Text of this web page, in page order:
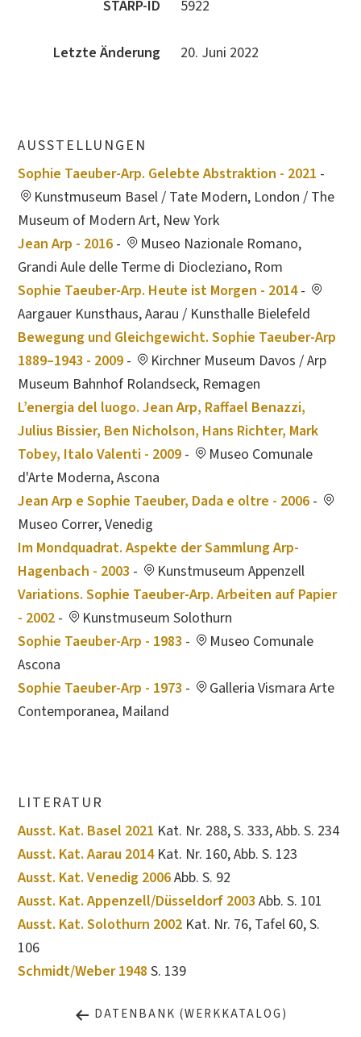
STARP-ID
5922
Letzte Änderung 20. Juni 2022
AUSSTELLUNGEN
Sophie Taeuber-Arp. Gelebte Abstraktion - 2021 -
Kunstmuseum Basel / Tate Modern, London / The
Museum of Modern Art, New York
Jean Arp - 2016 -
Museo Nazionale Romano,
Grandi Aule delle Terme di Diocleziano, Rom
Sophie Taeuber-Arp. Heute ist Morgen - 2014-
Aargauer Kunsthaus, Aarau / Kunsthalle Bielefeld
Bewegung und Gleichgewicht. Sophie Taeuber-Arp
1889–1943 - 2009 -
Kirchner Museum Davos / Arp
Museum Bahnhof Rolandseck, Remagen
L’energia del luogo. Jean Arp, Raffael Benazzi,
Julius Bissier, Ben Nicholson, Hans Richter, Mark
Tobey, Italo Valenti - 2009 -
Museo Comunale
d'Arte Moderna, Ascona
Jean Arp e Sophie Taeuber, Dada e oltre - 2006 -
Museo Correr, Venedig
Im Mondquadrat. Aspekte der Sammlung Arp-
Hagenbach - 2003 -
Kunstmuseum Appenzell
Variations. Sophie Taeuber-Arp. Arbeiten auf Papier
- 2002 -
Kunstmuseum Solothurn
Sophie Taeuber-Arp - 1983 -
Museo Comunale
Ascona
Sophie Taeuber-Arp - 1973 -
Galleria Vismara Arte
Contemporanea, Mailand
LITERATUR
Ausst. Kat. Basel 2021 Kat. Nr. 288, S. 333, Abb. S. 234
Ausst. Kat. Aarau 2014Kat. Nr. 160, Abb. S. 123
Ausst. Kat. Venedig 2006Abb. S. 92
Ausst. Kat. Appenzell/Düsseldorf 2003 Abb. S. 101
Ausst. Kat. Solothurn 2002 Kat. Nr. 76, Tafel 60, S.
106
Schmidt/Weber 1948 S. 139
DATENBANK (WERKKATALOG)